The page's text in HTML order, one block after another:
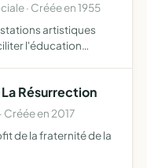
· Créée en 1955
artistiques
l'éducation
Résurrection
Créée en 2017
de la fraternité de la